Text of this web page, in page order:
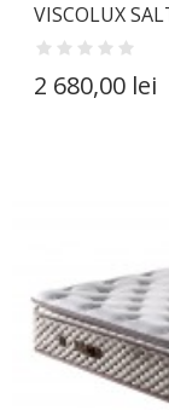
VISCOLUX
2 680,00 lei